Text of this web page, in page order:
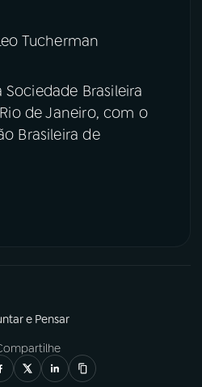
Tucherman
Brasileira
de Janeiro, com o
Brasileira de
e Pensar